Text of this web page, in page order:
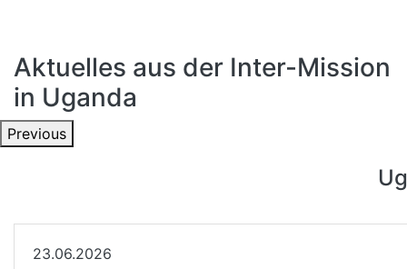
Aktuelles aus der Inter-Mission
in Uganda
Previous
23.06.2026